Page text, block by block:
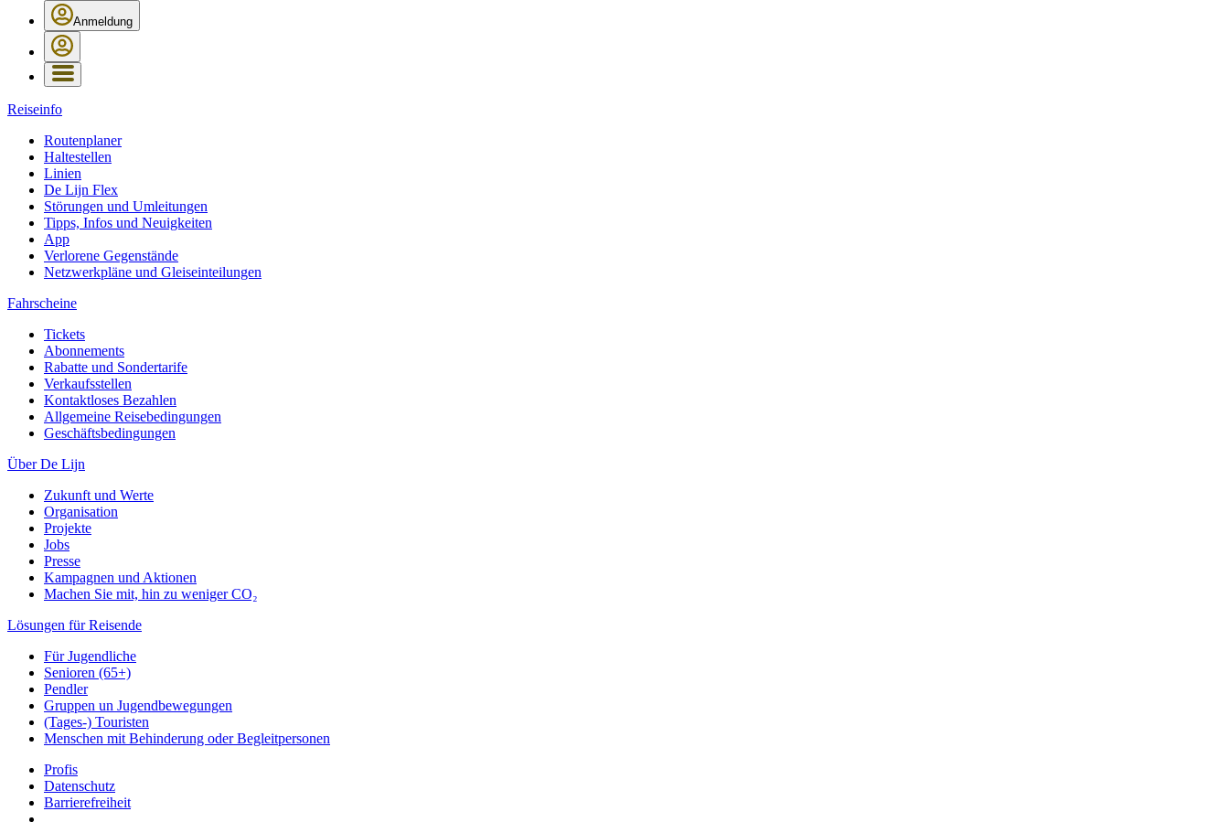
Anmeldung
Reiseinfo
Routenplaner
Haltestellen
Linien
De Lijn Flex
Störungen und Umleitungen
Tipps, Infos und Neuigkeiten
App
Verlorene Gegenstände
Netzwerkpläne und Gleiseinteilungen
Fahrscheine
Tickets
Abonnements
Rabatte und Sondertarife
Verkaufsstellen
Kontaktloses Bezahlen
Allgemeine Reisebedingungen
Geschäftsbedingungen
Über De Lijn
Zukunft und Werte
Organisation
Projekte
Jobs
Presse
Kampagnen und Aktionen
Machen Sie mit, hin zu weniger CO₂
Lösungen für Reisende
Für Jugendliche
Senioren (65+)
Pendler
Gruppen un Jugendbewegungen
(Tages-) Touristen
Menschen mit Behinderung oder Begleitpersonen
Profis
Datenschutz
Barrierefreiheit